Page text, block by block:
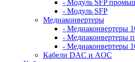
- Модуль SFP
- Модуль SFP
Медиаконвертеры
- Медиаконвертеры
- Медиаконвертеры
- Медиаконвертеры
Кабели DAC и AOC